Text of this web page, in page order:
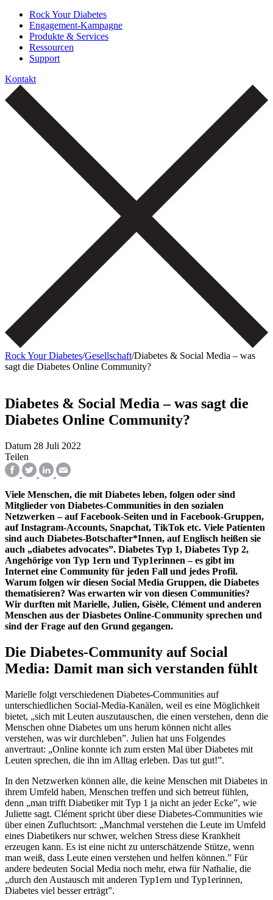
Rock Your Diabetes
Engagement-Kampagne
Produkte & Services
Ressourcen
Support
Kontakt
Rock Your Diabetes/Gesellschaft/Diabetes & Social Media – was
sagt die Diabetes Online Community?
Diabetes & Social Media – was sagt die
Diabetes Online Community?
Datum 28 Juli 2022
Teilen
Viele Menschen, die mit Diabetes leben, folgen oder sind
Mitglieder von Diabetes-Communities in den sozialen
Netzwerken – auf Facebook-Seiten und in Facebook-Gruppen,
auf Instagram-Accounts, Snapchat, TikTok etc. Viele Patienten
sind auch Diabetes-Botschafter*Innen, auf Englisch heißen sie
auch „diabetes advocates”. Diabetes Typ 1, Diabetes Typ 2,
Angehörige von Typ 1ern und Typ1erinnen – es gibt im
Internet eine Community für jeden Fall und jedes Profil.
Warum folgen wir diesen Social Media Gruppen, die Diabetes
thematisieren? Was erwarten wir von diesen Communities?
Wir durften mit Marielle, Julien, Gisèle, Clément und anderen
Menschen aus der Diasbetes Online-Community sprechen und
sind der Frage auf den Grund gegangen.
Die Diabetes-Community auf Social
Media: Damit man sich verstanden fühlt
Marielle folgt verschiedenen Diabetes-Communities auf
unterschiedlichen Social-Media-Kanälen, weil es eine Möglichkeit
bietet, „sich mit Leuten auszutauschen, die einen verstehen, denn die
Menschen ohne Diabetes um uns herum können nicht alles
verstehen, was wir durchleben”. Julien hat uns Folgendes
anvertraut: „Online konnte ich zum ersten Mal über Diabetes mit
Leuten sprechen, die ihn im Alltag erleben. Das tut gut!”.
In den Netzwerken können alle, die keine Menschen mit Diabetes in
ihrem Umfeld haben, Menschen treffen und sich betreut fühlen,
denn „man trifft Diabetiker mit Typ 1 ja nicht an jeder Ecke”, wie
Juliette sagt. Clément spricht über diese Diabetes-Communities wie
über einen Zufluchtsort: „Manchmal verstehen die Leute im Umfeld
eines Diabetikers nur schwer, welchen Stress diese Krankheit
erzeugen kann. Es ist eine nicht zu unterschätzende Stütze, wenn
man weiß, dass Leute einen verstehen und helfen können.” Für
andere bedeuten Social Media noch mehr, etwa für Nathalie, die
„durch den Austausch mit anderen Typ1ern und Typ1erinnen,
Diabetes viel besser erträgt”.